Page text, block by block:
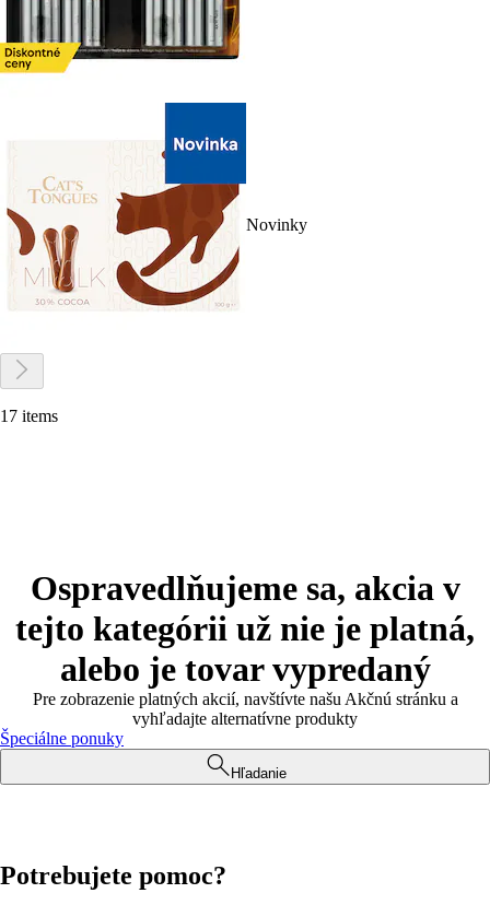
Novinky
17 items
Ospravedlňujeme sa, akcia v
tejto kategórii už nie je platná,
alebo je tovar vypredaný
Pre zobrazenie platných akcií, navštívte našu Akčnú stránku a
vyhľadajte alternatívne produkty
Špeciálne ponuky
Hľadanie
Potrebujete pomoc?